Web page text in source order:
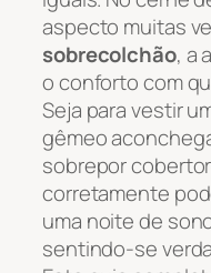
aspecto muitas
sobrecolchão, a
o conforto com
Seja para vestir
gêmeo
sobrepor
corretamente
uma noite de
sentindo-se